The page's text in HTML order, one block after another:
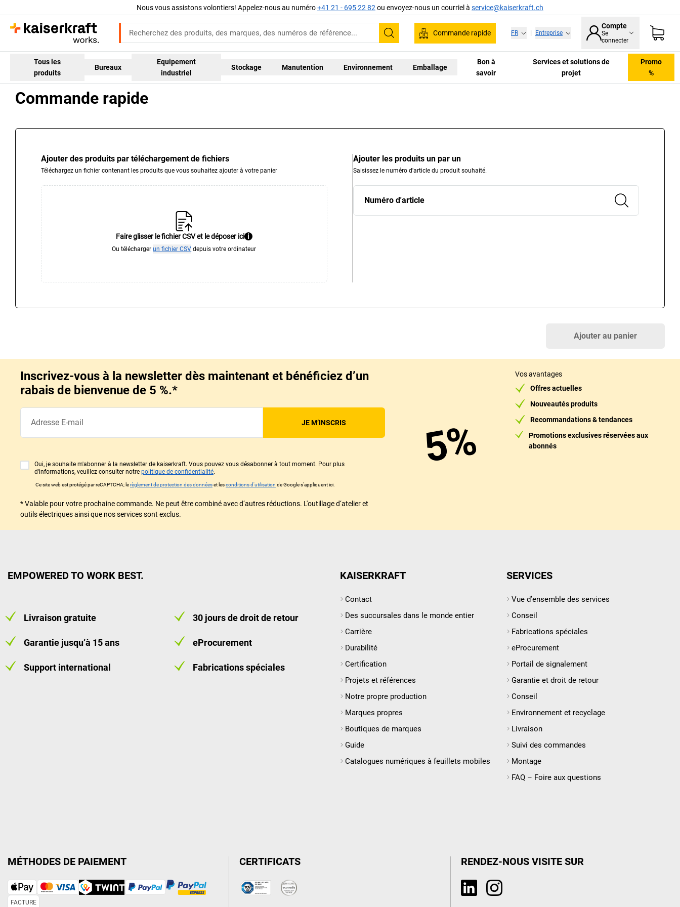
Nous vous assistons volontiers! Appelez-nous au numéro+41 21 - 695 22 82 ou envoyez-nous un courriel à service@kaiserkraft.ch
Recherche
Commande rapide FR Entreprise
Compte
Se
connecter
Tous les
produits
Bureaux
Equipement
industriel
Stockage Manutention Environnement Emballage
Bon à
savoir
Services et solutions de
projet
Promo
%
Commande rapide
Ajouter des produits par téléchargement de fichiers
Téléchargez un fichier contenant les produits que vous souhaitez ajouter à votre panier
Faire glisser le fichier CSV et le déposer ici i
Ou téléchargerun fichier CSV depuis votre ordinateur
Ajouter les produits un par un
Saisissez le numéro d'article du produit souhaité.
Numéro d'article
Ajouter au panier
Inscrivez-vous à la newsletter dès maintenant et bénéficiez d’un
rabais de bienvenue de 5 %.*
JE M’INSCRIS
Oui, je souhaite m'abonner à la newsletter de kaiserkraft. Vous pouvez vous désabonner à tout moment. Pour plus
d'informations, veuillez consulter notre politique de confidentialité.
Ce site web est protégé par reCAPTCHA; lerèglement de protection des donnéeset lesconditions d'utilisation de Google s'appliquent ici.
* Valable pour votre prochaine commande. Ne peut être combiné avec d‘autres réductions. L'outillage d‘atelier et
outils électriques ainsi que nos services sont exclus.
5%
Vos avantages
Offres actuelles
Nouveautés produits
Recommandations & tendances
Promotions exclusives réservées aux
abonnés
EMPOWERED TO WORK BEST.
Livraison gratuite
Garantie jusqu’à 15 ans
Support international
30 jours de droit de retour
eProcurement
Fabrications spéciales
KAISERKRAFT
Contact
Des succursales dans le monde entier
Carrière
Durabilité
Certification
Projets et références
Notre propre production
Marques propres
Boutiques de marques
Guide
Catalogues numériques à feuillets mobiles
SERVICES
Vue d’ensemble des services
Conseil
Fabrications spéciales
eProcurement
Portail de signalement
Garantie et droit de retour
Conseil
Environnement et recyclage
Livraison
Suivi des commandes
Montage
FAQ – Foire aux questions
MÉTHODES DE PAIEMENT
FACTURE
CERTIFICATS RENDEZ-NOUS VISITE SUR